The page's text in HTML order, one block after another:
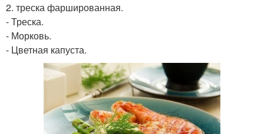
2. треска фаршированная.
- Треска.
- Морковь.
- Цветная капуста.